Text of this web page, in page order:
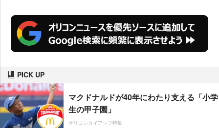
PICK UP
マクドナルドが40年にわたり支える「小学
生の甲子園」
オリコンタイアップ特集